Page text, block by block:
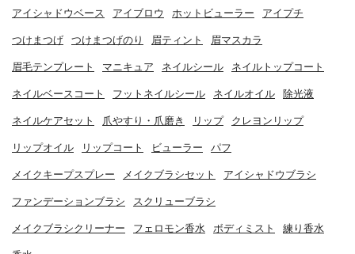
アイシャドウベース アイブロウ ホットビューラー アイプチ
つけまつげ つけまつげのり 眉ティント 眉マスカラ
眉毛テンプレート マニキュア ネイルシール ネイルトップコート
ネイルベースコート フットネイルシール ネイルオイル 除光液
ネイルケアセット 爪やすり・爪磨き リップ クレヨンリップ
リップオイル リップコート ビューラー パフ
メイクキープスプレー メイクブラシセット アイシャドウブラシ
ファンデーションブラシ スクリューブラシ
メイクブラシクリーナー フェロモン香水 ボディミスト 練り香水